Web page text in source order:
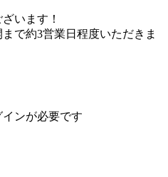
います！
で約3営業日程度いただきま
ンが必要です